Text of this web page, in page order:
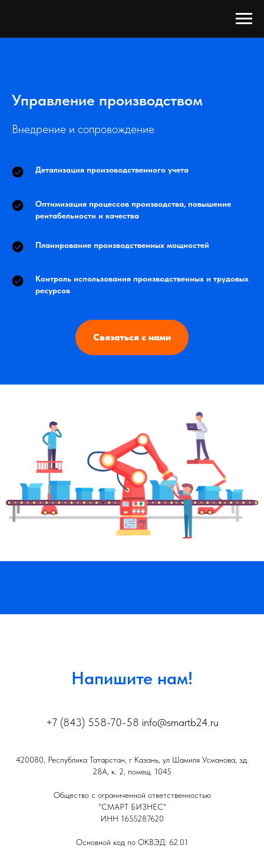
Управление производством
Внедрение и сопровождение
Детализация произоводственного учета
Оптимизация процессов производства, повышение
рентабельности и качества
Планирование производственных мощностей
Контроль использования производственных и трудовых
ресурсов
Связаться с нами
Напишите нам!
+7 (843) 558-70-58 info@smartb24.ru
420080, Республика Татарстан, г Казань, ул Шамиля Усманова, зд.
28А, к. 2, помещ. 1045
Общество с ограниченной ответственностью
"СМАРТ БИЗНЕС"
ИНН 1655287620
Основной код по ОКВЭД: 62.01